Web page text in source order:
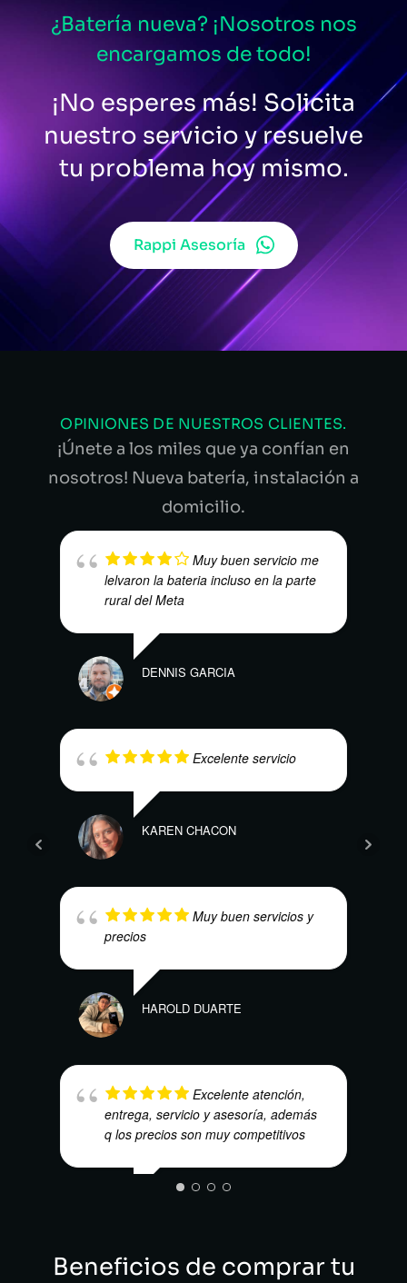
¿Batería nueva? ¡Nosotros nos
encargamos de todo!
¡No esperes más! Solicita
nuestro servicio y resuelve
tu problema hoy mismo.
Rappi Asesoría
OPINIONES DE NUESTROS CLIENTES.
¡Únete a los miles que ya confían en
nosotros! Nueva batería, instalación a
domicilio.
Muy buen servicio me
lelvaron la bateria incluso en la parte
rural del Meta
DENNIS GARCIA
Excelente servicio
KAREN CHACON
Muy buen servicios y
precios
HAROLD DUARTE
Excelente atención,
entrega, servicio y asesoría, además
q los precios son muy competitivos
Beneficios de comprar tu